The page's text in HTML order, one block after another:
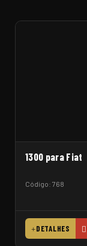
1300 para Fiat
Código: 768
DETALHES